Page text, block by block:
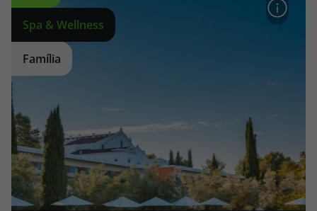
Spa & Wellness
Família